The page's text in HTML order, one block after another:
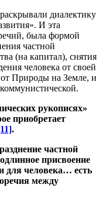
диалектику
И эта
была формой
частной
(на капитал), снятия
человека от своей
Природы на Земле, и
рукописях»
приобретает
.
частной
присвоение
для человека… есть
между